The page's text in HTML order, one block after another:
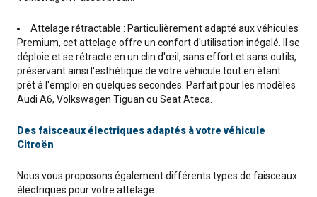
Attelage rétractable : Particulièrement adapté aux véhicules
Premium, cet attelage offre un confort d'utilisation inégalé. Il se
déploie et se rétracte en un clin d'œil, sans effort et sans outils,
préservant ainsi l'esthétique de votre véhicule tout en étant
prêt à l'emploi en quelques secondes. Parfait pour les modèles
Audi A6, Volkswagen Tiguan ou Seat Ateca.
Des faisceaux électriques adaptés à votre véhicule
Citroën
Nous vous proposons également différents types de faisceaux
électriques pour votre attelage :